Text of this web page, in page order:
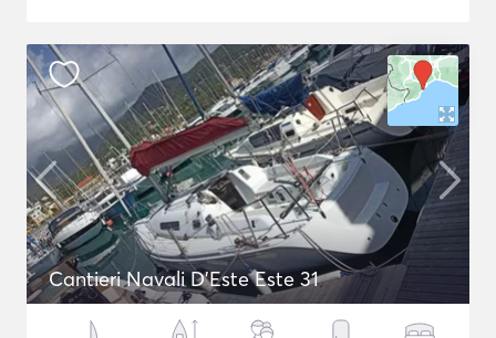
Cantieri Navali D'Este Este 31